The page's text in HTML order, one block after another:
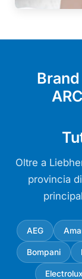
Oltre a
provincia
AEG
Bompani
Electrolux